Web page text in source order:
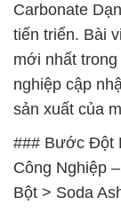
Carbonate
tiến triển. Bài
mới nhất
nghiệp cập
sản xuất của
### Bước Đột
Công Nghiệp
Bột > Soda